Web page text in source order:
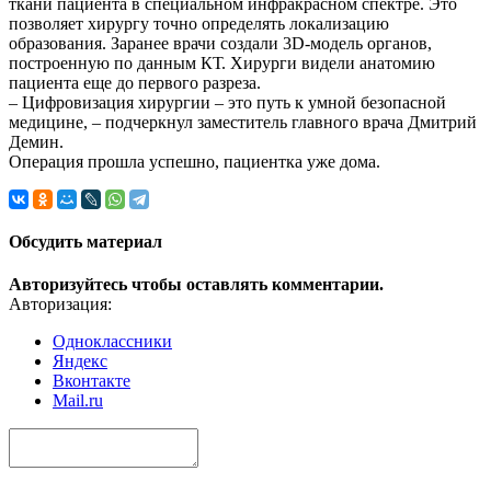
ткани пациента в специальном инфракрасном спектре. Это
позволяет хирургу точно определять локализацию
образования. Заранее врачи создали 3D-модель органов,
построенную по данным КТ. Хирурги видели анатомию
пациента еще до первого разреза.
– Цифровизация хирургии – это путь к умной безопасной
медицине, – подчеркнул заместитель главного врача Дмитрий
Демин.
Операция прошла успешно, пациентка уже дома.
Обсудить материал
Авторизуйтесь чтобы оставлять комментарии.
Авторизация:
Одноклассники
Яндекс
Вконтакте
Mail.ru